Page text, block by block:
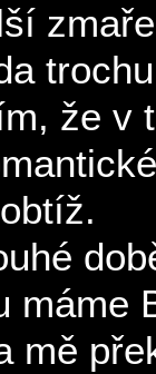
že v
máme
mě